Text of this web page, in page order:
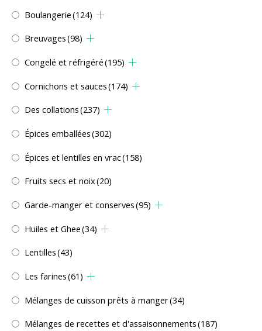
Boulangerie(124)
Breuvages(98)
Congelé et réfrigéré(195)
Cornichons et sauces(174)
Des collations(237)
Épices emballées(302)
Épices et lentilles en vrac(158)
Fruits secs et noix(20)
Garde-manger et conserves(95)
Huiles et Ghee(34)
Lentilles(43)
Les farines(61)
Mélanges de cuisson prêts à manger(34)
Mélanges de recettes et d'assaisonnements(187)